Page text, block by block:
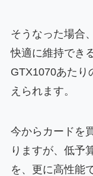
そうなった場合
快適に維持でき
GTX1070あたり
えられます。
今からカードを
りますが、低予
を、更に高性能